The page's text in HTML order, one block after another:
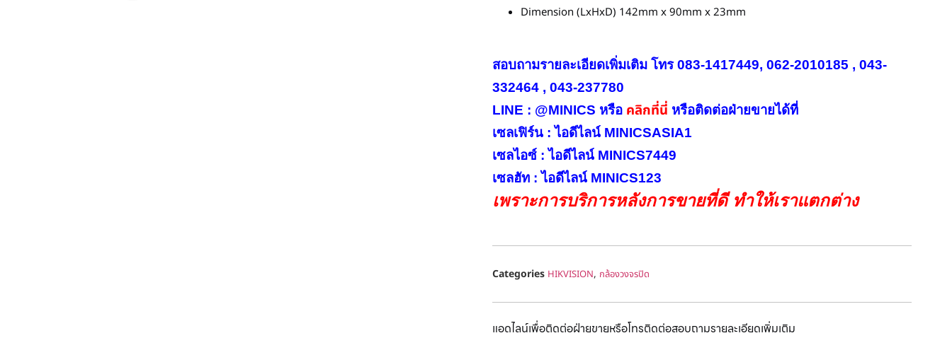
Dimension (LxHxD) 142mm x 90mm x 23mm
สอบถามรายละเอียดเพิ่มเติม โทร 083-1417449, 062-2010185 , 043-
332464 , 043-237780
LINE : @MINICS หรือ คลิกที่นี่ หรือติดต่อฝ่ายขายได้ที่
เซลเฟิร์น : ไอดีไลน์ MINICSASIA1
เซลไอซ์ : ไอดีไลน์ MINICS7449
เซลฮัท : ไอดีไลน์ MINICS123
เพราะการบริการหลังการขายที่ดี ทำให้เราแตกต่าง
Categories HIKVISION, กล้องวงจรปิด
แอดไลน์เพื่อติดต่อฝ่ายขายหรือโทรติดต่อสอบถามรายละเอียดเพิ่มเติม